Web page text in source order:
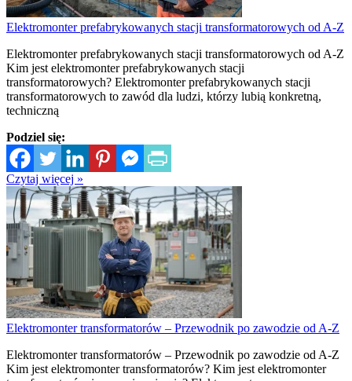
Elektromonter prefabrykowanych stacji transformatorowych od A-Z
Elektromonter prefabrykowanych stacji transformatorowych od A-Z
Kim jest elektromonter prefabrykowanych stacji
transformatorowych? Elektromonter prefabrykowanych stacji
transformatorowych to zawód dla ludzi, którzy lubią konkretną,
techniczną
Podziel się:
Czytaj więcej »
Elektromonter transformatorów – Przewodnik po zawodzie od A-Z
Elektromonter transformatorów – Przewodnik po zawodzie od A-Z
Kim jest elektromonter transformatorów? Kim jest elektromonter